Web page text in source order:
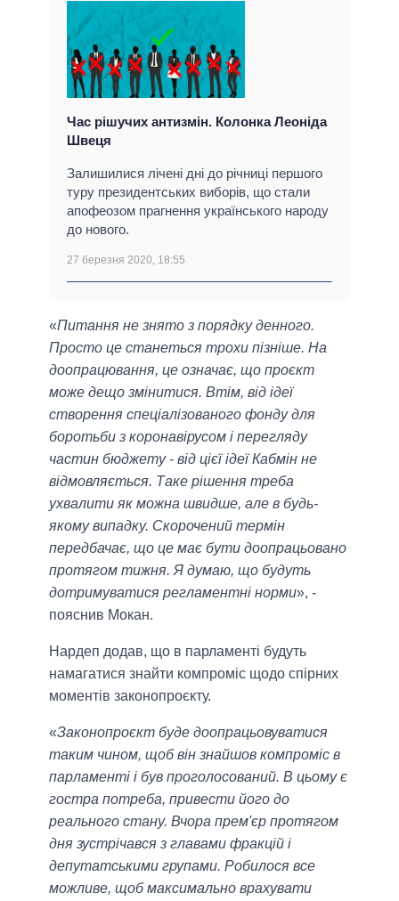
Час рішучих антизмін. Колонка Леоніда
Швеця
Залишилися лічені дні до річниці першого
туру президентських виборів, що стали
апофеозом прагнення українського народу
до нового.
27 березня 2020, 18:55
«Питання не знято з порядку денного.
Просто це станеться трохи пізніше. На
доопрацювання, це означає, що проєкт
може дещо змінитися. Втім, від ідеї
створення спеціалізованого фонду для
боротьби з коронавірусом і перегляду
частин бюджету - від цієї ідеї Кабмін не
відмовляється. Таке рішення треба
ухвалити як можна швидше, але в будь-
якому випадку. Скорочений термін
передбачає, що це має бути доопрацьовано
протягом тижня. Я думаю, що будуть
дотримуватися регламентні норми», -
пояснив Мокан.
Нардеп додав, що в парламенті будуть
намагатися знайти компроміс щодо спірних
моментів законопроєкту.
«Законопроєкт буде доопрацьовуватися
таким чином, щоб він знайшов компроміс в
парламенті і був проголосований. В цьому є
гостра потреба, привести його до
реального стану. Вчора прем'єр протягом
дня зустрічався з главами фракцій і
депутатськими групами. Робилося все
можливе, щоб максимально врахувати